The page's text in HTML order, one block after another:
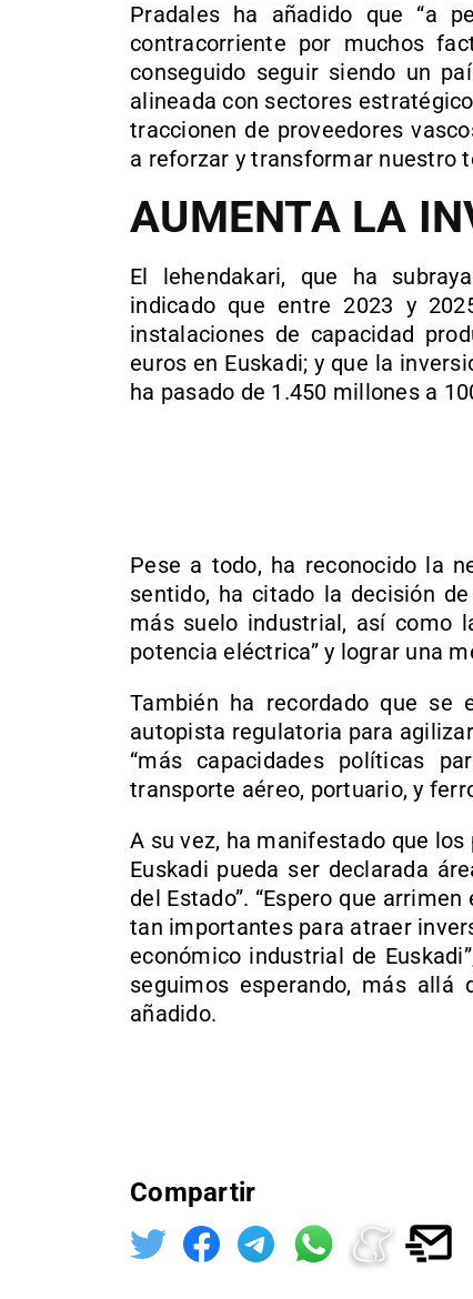
Pradales ha añadido que “a
contracorriente por muchos
conseguido seguir siendo un
alineada con sectores
traccionen de proveedores
a reforzar y transformar nuestro
AUMENTA LA
El lehendakari, que ha
indicado que entre 2023 y
instalaciones de capacidad
euros en Euskadi; y que la
ha pasado de 1.450 millones a
Pese a todo, ha reconocido la
sentido, ha citado la decisión
más suelo industrial, así como
potencia eléctrica” y lograr una
También ha recordado que se
autopista regulatoria para
“más capacidades políticas
transporte aéreo, portuario, y
A su vez, ha manifestado que
Euskadi pueda ser declarada
del Estado”. “Espero que
tan importantes para atraer
económico industrial de
seguimos esperando, más allá
añadido.
Compartir